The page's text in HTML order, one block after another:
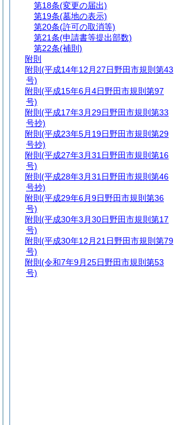
第18条(変更の届出)
第19条(墓地の表示)
第20条(許可の取消等)
第21条(申請書等提出部数)
第22条(補則)
附則
附則 (平成14年12月27日野田市規則第43
号)
附則 (平成15年6月4日野田市規則第97
号)
附則 (平成17年3月29日野田市規則第33
号抄)
附則 (平成23年5月19日野田市規則第29
号抄)
附則 (平成27年3月31日野田市規則第16
号)
附則 (平成28年3月31日野田市規則第46
号抄)
附則 (平成29年6月9日野田市規則第36
号)
附則 (平成30年3月30日野田市規則第17
号)
附則 (平成30年12月21日野田市規則第79
号)
附則 (令和7年9月25日野田市規則第53
号)